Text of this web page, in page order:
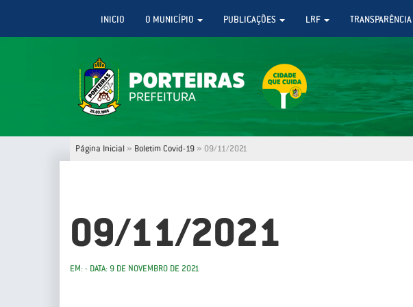
INICIO O MUNICÍPIO PUBLICAÇÕES LRF TRANSPARÊNCIA
Página Inicial » Boletim Covid-19 » 09/11/2021
09/11/2021
EM: - DATA: 9 DE NOVEMBRO DE 2021